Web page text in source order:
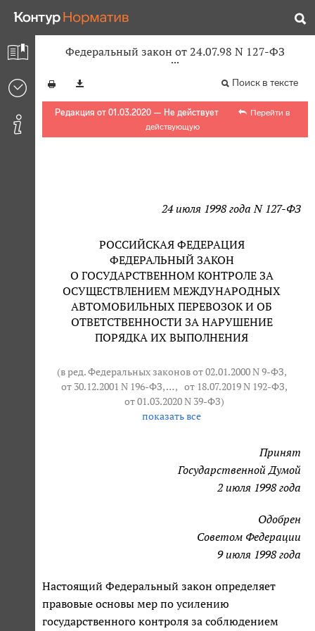
Федеральный закон от 24.07.98 N 127-ФЗ
Поиск в тексте
Редакция от 01.03.2020 — Не действует
Перейти в
действующую
24 июля 1998 года N 127-ФЗ
РОССИЙСКАЯ ФЕДЕРАЦИЯ
ФЕДЕРАЛЬНЫЙ ЗАКОН
О ГОСУДАРСТВЕННОМ КОНТРОЛЕ ЗА
ОСУЩЕСТВЛЕНИЕМ МЕЖДУНАРОДНЫХ
АВТОМОБИЛЬНЫХ ПЕРЕВОЗОК И ОБ
ОТВЕТСТВЕННОСТИ ЗА НАРУШЕНИЕ
ПОРЯДКА ИХ ВЫПОЛНЕНИЯ
(в ред. Федеральных законов от 02.01.2000 N 9-ФЗ,
от 30.12.2001 N 196-ФЗ, … , от 18.07.2019 N 192-ФЗ,
от 01.03.2020 N 39-ФЗ)
показать все
Принят
Государственной Думой
2 июля 1998 года
Одобрен
Советом Федерации
9 июля 1998 года
Настоящий Федеральный закон определяет
правовые основы мер по усилению
государственного контроля за соблюдением